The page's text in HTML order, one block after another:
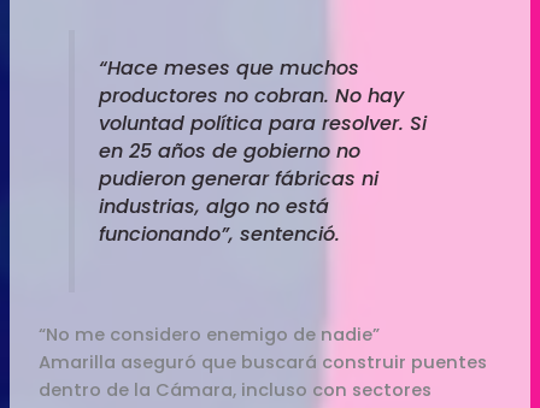
“Hace meses que muchos
productores no cobran. No hay
voluntad política para resolver. Si
en 25 años de gobierno no
pudieron generar fábricas ni
industrias, algo no está
funcionando”, sentenció.
“No me considero enemigo de nadie”
Amarilla aseguró que buscará construir puentes
dentro de la Cámara, incluso con sectores